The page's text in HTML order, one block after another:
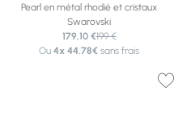
Pearl en métal rhodié et cristaux
Swarovski
179,10 €199 €
Ou4x 44.78€ sans frais